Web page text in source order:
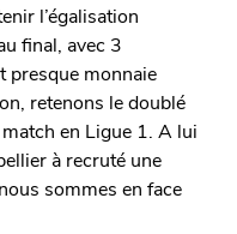
l’égalisation
final, avec 3
presque monnaie
retenons le doublé
en Ligue 1. A lui
à recruté une
sommes en face